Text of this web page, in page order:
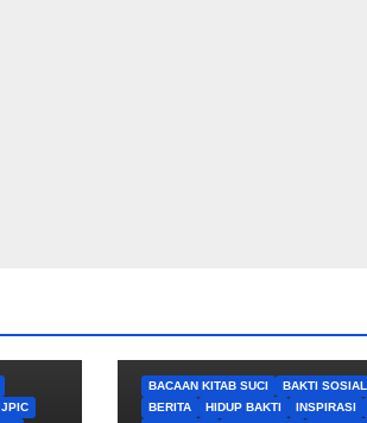
JPIC
BACAAN KITAB SUCI
BAKTI SOSIAL
BERITA
HIDUP BAKTI INSPIRASI